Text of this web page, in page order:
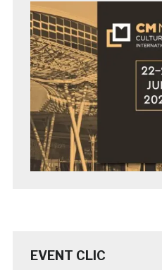
EVENT CLIC